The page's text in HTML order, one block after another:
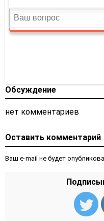
Обсуждение
нет комментариев
Оставить комментарий
Ваш e-mail не будет